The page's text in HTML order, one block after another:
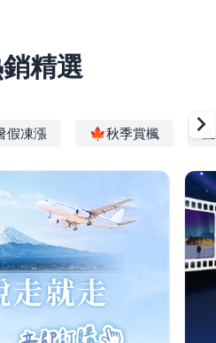
精選
假凍漲 🍁秋季賞楓 chevron_right